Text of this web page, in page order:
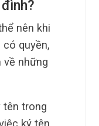
nên khi
có quyền,
về những
tên trong